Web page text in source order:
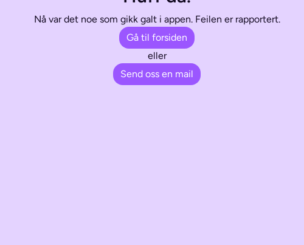
Nå var det noe som gikk galt i appen. Feilen er rapportert.
Gå til forsiden
eller
Send oss en mail